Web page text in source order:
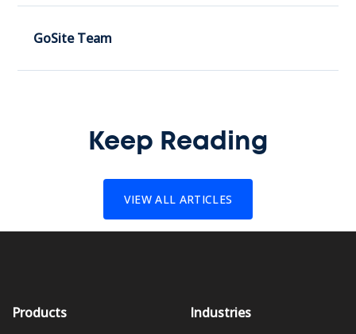
GoSite Team
Keep Reading
VIEW ALL ARTICLES
Products Industries